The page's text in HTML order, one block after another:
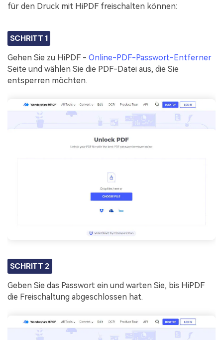
für den Druck mit HiPDF freischalten können:
SCHRITT 1
Gehen Sie zu HiPDF - Online-PDF-Passwort-Entferner
Seite und wählen Sie die PDF-Datei aus, die Sie
entsperren möchten.
SCHRITT 2
Geben Sie das Passwort ein und warten Sie, bis HiPDF
die Freischaltung abgeschlossen hat.